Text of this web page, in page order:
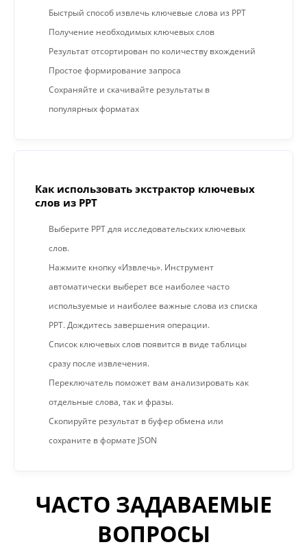
Быстрый способ извлечь ключевые слова из PPT
Получение необходимых ключевых слов
Результат отсортирован по количеству вхождений
Простое формирование запроса
Сохраняйте и скачивайте результаты в
популярных форматах
Как использовать экстрактор ключевых
слов из PPT
Выберите PPT для исследовательских ключевых
слов.
Нажмите кнопку «Извлечь». Инструмент
автоматически выберет все наиболее часто
используемые и наиболее важные слова из списка
PPT. Дождитесь завершения операции.
Список ключевых слов появится в виде таблицы
сразу после извлечения.
Переключатель поможет вам анализировать как
отдельные слова, так и фразы.
Скопируйте результат в буфер обмена или
сохраните в формате JSON
ЧАСТО ЗАДАВАЕМЫЕ
ВОПРОСЫ